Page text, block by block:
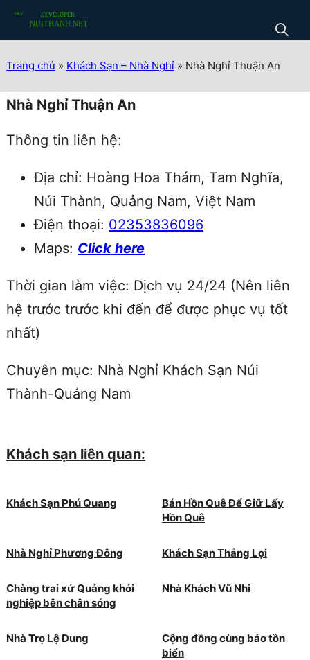
Trang chủ » Khách Sạn – Nhà Nghỉ» Nhà Nghỉ Thuận An
Nhà Nghỉ Thuận An
Thông tin liên hệ:
Địa chỉ: Hoàng Hoa Thám, Tam Nghĩa,
Núi Thành, Quảng Nam, Việt Nam
Điện thoại: 02353836096
Maps: Click here
Thời gian làm việc: Dịch vụ 24/24 (Nên liên
hệ trước trước khi đến để được phục vụ tốt
nhất)
Chuyên mục: Nhà Nghỉ Khách Sạn Núi
Thành-Quảng Nam
Khách sạn liên quan:
Khách Sạn Phú Quang
Bán Hồn Quê Để Giữ Lấy
Hồn Quê
Nhà Nghỉ Phương Đông Khách Sạn Thắng Lợi
Chàng trai xứ Quảng khởi
nghiệp bên chân sóng
Nhà Khách Vũ Nhi
Nhà Trọ Lệ Dung
Cộng đồng cùng bảo tồn
biển